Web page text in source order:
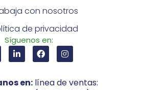
con nosotros
de privacidad
Síguenos en:
en: línea de ventas: